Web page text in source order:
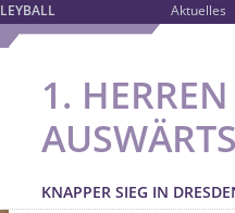
Aktuelles
1.
KNAPPER SIEG IN